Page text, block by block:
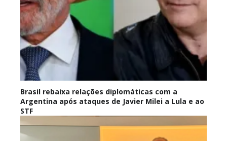
Brasil rebaixa relações diplomáticas com a
Argentina após ataques de Javier Milei a Lula e ao
STF